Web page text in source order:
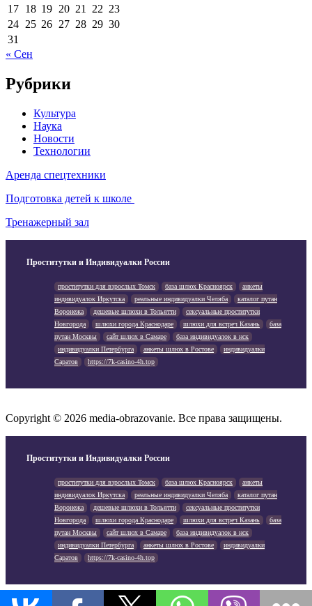
17 18 19 20 21 22 23
24 25 26 27 28 29 30
31
« Сен
Рубрики
Культура
Наука
Новости
Технологии
Аренда спецтехники
Подготовка детей к школе
Тренажерный зал
Проститутки и Индивидуалки России
проститутки для взрослых Томск база шлюх Красноярск
анкеты
индивидуалок Иркутска
реальные индивидуалки Челяба
каталог путан
Воронежа
дешевые шлюхи в Тольятти
сексуальные проститутки
Новгорода
шлюхи города Краснодаре шлюхи для встреч Казань
база
путан Москвы
сайт шлюх в Самаре
база индивидуалок в нск
индивидуалки Петербурга
анкеты шлюх в Ростове
индивидуалки
Саратов
https://7k-casino-4h.top
Copyright © 2026 media-obrazovanie. Все права защищены.
Проститутки и Индивидуалки России
проститутки для взрослых Томск база шлюх Красноярск
анкеты
индивидуалок Иркутска
реальные индивидуалки Челяба
каталог путан
Воронежа
дешевые шлюхи в Тольятти
сексуальные проститутки
Новгорода
шлюхи города Краснодаре шлюхи для встреч Казань
база
путан Москвы
сайт шлюх в Самаре
база индивидуалок в нск
индивидуалки Петербурга
анкеты шлюх в Ростове
индивидуалки
Саратов
https://7k-casino-4h.top